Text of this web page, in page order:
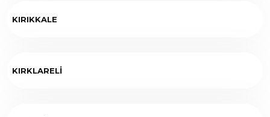
KIRIKKALE
KIRKLARELİ